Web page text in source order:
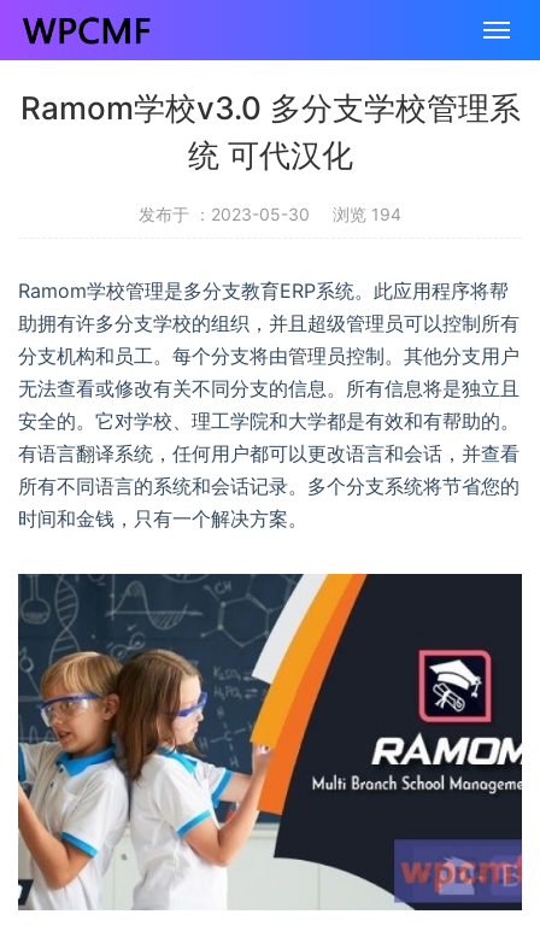
Ramom学校v3.0 多分支学校管理系
统 可代汉化
发布于 ：2023-05-30 浏览 194
Ramom学校管理是多分支教育ERP系统。此应用程序将帮
助拥有许多分支学校的组织，并且超级管理员可以控制所有
分支机构和员工。每个分支将由管理员控制。其他分支用户
无法查看或修改有关不同分支的信息。所有信息将是独立且
安全的。它对学校、理工学院和大学都是有效和有帮助的。
有语言翻译系统，任何用户都可以更改语言和会话，并查看
所有不同语言的系统和会话记录。多个分支系统将节省您的
时间和金钱，只有一个解决方案。